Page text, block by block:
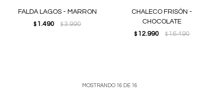
FALDA LAGOS - MARRON
$ 1.490 $3.990
CHALECO FRISÓN -
CHOCOLATE
$ 12.990 $16.490
MOSTRANDO 16 DE 16